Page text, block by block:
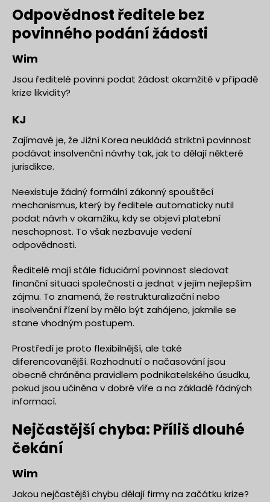
Odpovědnost ředitele bez
povinného podání žádosti
Wim
Jsou ředitelé povinni podat žádost okamžitě v případě
krize likvidity?
KJ
Zajímavé je, že Jižní Korea neukládá striktní povinnost
podávat insolvenční návrhy tak, jak to dělají některé
jurisdikce.
Neexistuje žádný formální zákonný spouštěcí
mechanismus, který by ředitele automaticky nutil
podat návrh v okamžiku, kdy se objeví platební
neschopnost. To však nezbavuje vedení
odpovědnosti.
Ředitelé mají stále fiduciární povinnost sledovat
finanční situaci společnosti a jednat v jejím nejlepším
zájmu. To znamená, že restrukturalizační nebo
insolvenční řízení by mělo být zahájeno, jakmile se
stane vhodným postupem.
Prostředí je proto flexibilnější, ale také
diferencovanější. Rozhodnutí o načasování jsou
obecně chráněna pravidlem podnikatelského úsudku,
pokud jsou učiněna v dobré víře a na základě řádných
informací.
Nejčastější chyba: Příliš dlouhé
čekání
Wim
Jakou nejčastější chybu dělají firmy na začátku krize?